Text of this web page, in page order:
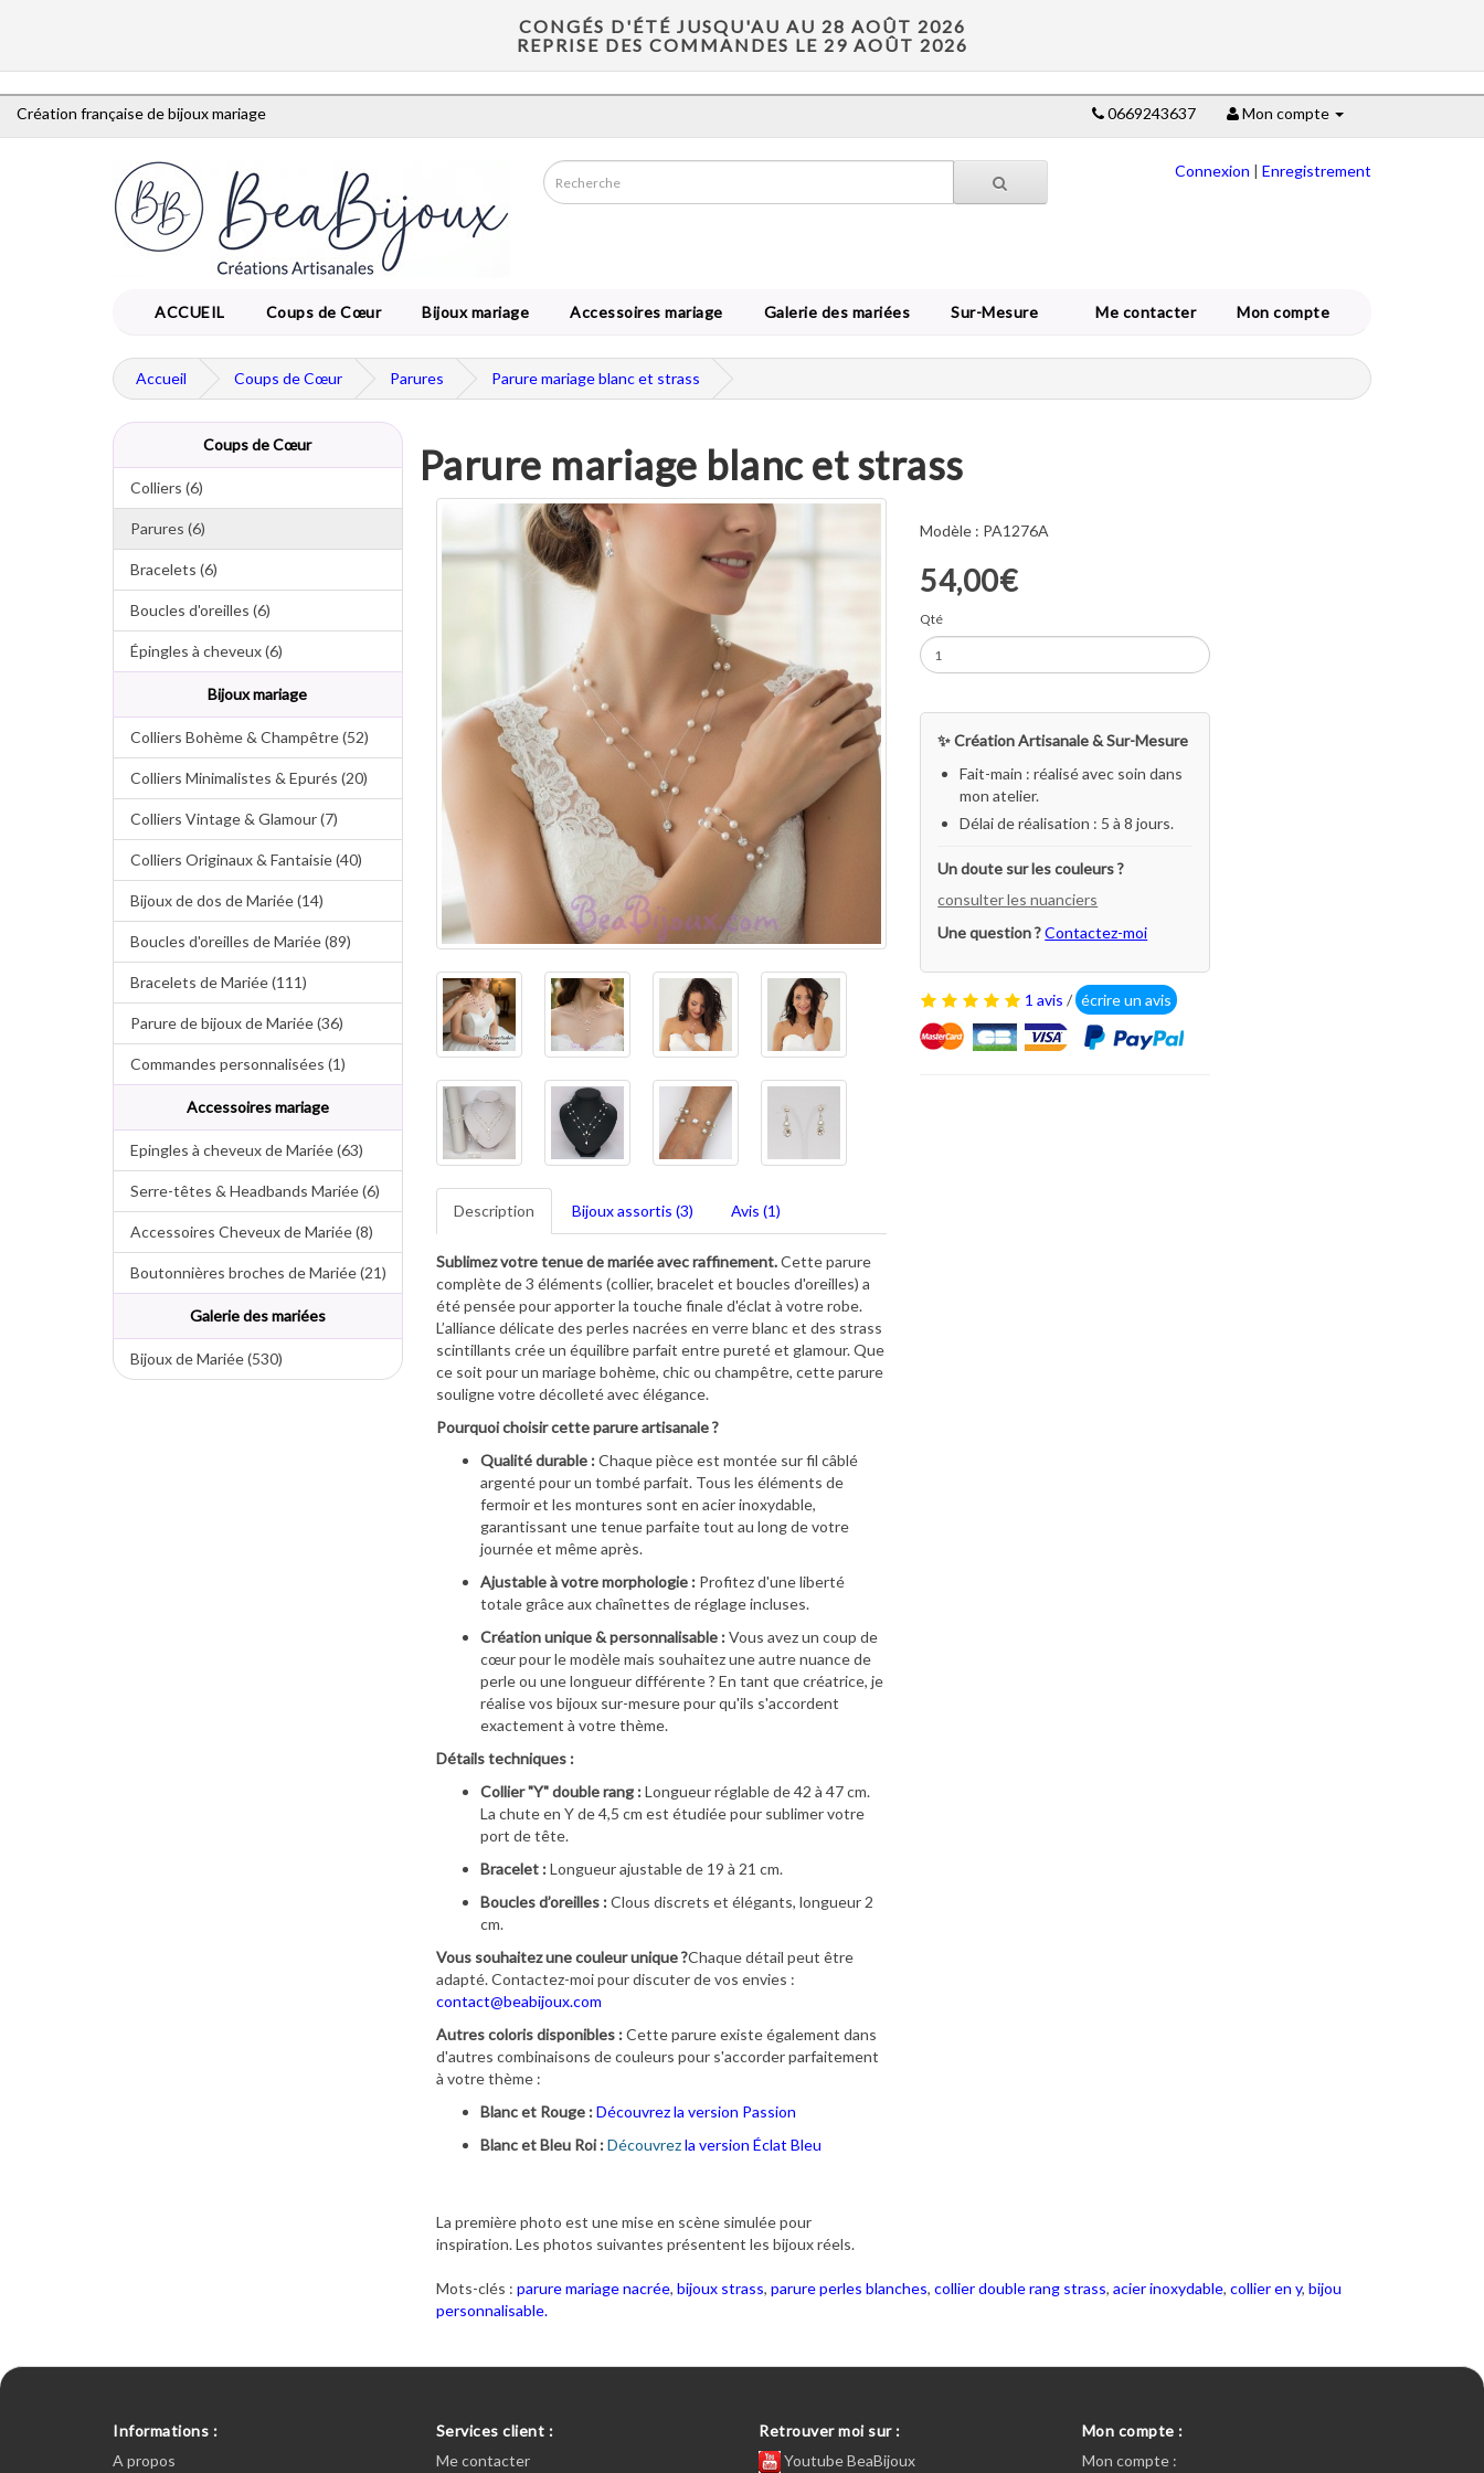
CONGÉS D'ÉTÉ JUSQU'AU AU 28 AOÛT 2026
REPRISE DES COMMANDES LE 29 AOÛT 2026
Création française de bijoux mariage 0669243637 Mon compte
Connexion | Enregistrement
ACCUEIL Coups de Cœur Bijoux mariage Accessoires mariage Galerie des mariées Sur-Mesure Me contacter Mon compte
Accueil Coups de Cœur Parures Parure mariage blanc et strass
Coups de Cœur
Colliers (6)
Parures (6)
Bracelets (6)
Boucles d'oreilles (6)
Épingles à cheveux (6)
Bijoux mariage
Colliers Bohème & Champêtre (52)
Colliers Minimalistes & Epurés (20)
Colliers Vintage & Glamour (7)
Colliers Originaux & Fantaisie (40)
Bijoux de dos de Mariée (14)
Boucles d'oreilles de Mariée (89)
Bracelets de Mariée (111)
Parure de bijoux de Mariée (36)
Commandes personnalisées (1)
Accessoires mariage
Epingles à cheveux de Mariée (63)
Serre-têtes & Headbands Mariée (6)
Accessoires Cheveux de Mariée (8)
Boutonnières broches de Mariée (21)
Galerie des mariées
Bijoux de Mariée (530)
Parure mariage blanc et strass
Description Bijoux assortis (3) Avis (1)
Sublimez votre tenue de mariée avec raffinement.Cette parure
complète de 3 éléments (collier, bracelet et boucles d'oreilles) a
été pensée pour apporter la touche finale d'éclat à votre robe.
L’alliance délicate des perles nacrées en verre blanc et des strass
scintillants crée un équilibre parfait entre pureté et glamour. Que
ce soit pour un mariage bohème, chic ou champêtre, cette parure
souligne votre décolleté avec élégance.
Pourquoi choisir cette parure artisanale ?
Qualité durable :Chaque pièce est montée sur fil câblé
argenté pour un tombé parfait. Tous les éléments de
fermoir et les montures sont en acier inoxydable,
garantissant une tenue parfaite tout au long de votre
journée et même après.
Ajustable à votre morphologie :Profitez d'une liberté
totale grâce aux chaînettes de réglage incluses.
Création unique & personnalisable :Vous avez un coup de
cœur pour le modèle mais souhaitez une autre nuance de
perle ou une longueur différente ? En tant que créatrice, je
réalise vos bijoux sur-mesure pour qu'ils s'accordent
exactement à votre thème.
Détails techniques :
Collier "Y" double rang :Longueur réglable de 42 à 47 cm.
La chute en Y de 4,5 cm est étudiée pour sublimer votre
port de tête.
Bracelet :Longueur ajustable de 19 à 21 cm.
Boucles d’oreilles :Clous discrets et élégants, longueur 2
cm.
Vous souhaitez une couleur unique ?Chaque détail peut être
adapté. Contactez-moi pour discuter de vos envies :
contact@beabijoux.com
Autres coloris disponibles :Cette parure existe également dans
d'autres combinaisons de couleurs pour s'accorder parfaitement
à votre thème :
Blanc et Rouge : Découvrez la version Passion
Blanc et Bleu Roi : Découvrezla version Éclat Bleu
La première photo est une mise en scène simulée pour
inspiration. Les photos suivantes présentent les bijoux réels.
Modèle : PA1276A
54,00€
Qté
✨ Création Artisanale & Sur-Mesure
Fait-main : réalisé avec soin dans
mon atelier.
Délai de réalisation : 5 à 8 jours.
Un doute sur les couleurs ?
consulter les nuanciers
Une question ?Contactez-moi
1 avis / écrire un avis
Mots-clés : parure mariage nacrée, bijoux strass, parure perles blanches, collier double rang strass, acier inoxydable, collier en y, bijou
personnalisable.
Informations :
A propos
Services client :
Me contacter
Retrouver moi sur :
Youtube BeaBijoux
Mon compte :
Mon compte :